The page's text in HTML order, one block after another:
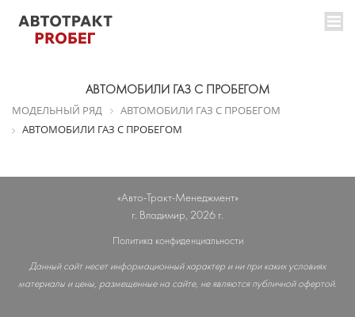
АВТОМОБИЛИ ГАЗ C ПРОБЕГОМ
МОДЕЛЬНЫЙ РЯД
АВТОМОБИЛИ ГАЗ C ПРОБЕГОМ
АВТОМОБИЛИ ГАЗ C ПРОБЕГОМ
«Авто-Тракт-Менеджмент»
г. Владимир, 2026 г.
Политика конфиденциальности
Данный сайт несет информационный характер и ни при каких условиях
материалы и цены, размещенные на сайте, не являются публичной офертой.